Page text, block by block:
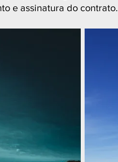
e assinatura do contrato.